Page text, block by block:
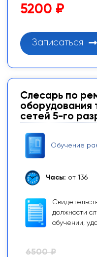
5200 ₽
Записаться
Слесарь по
оборудования
сетей 5-го
Обучение
Часы: от 136
должности
обучении,
6500 ₽